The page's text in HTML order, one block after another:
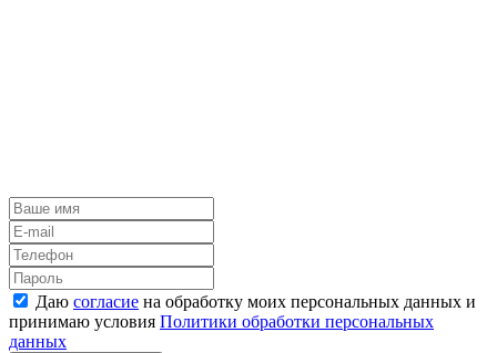
Даю согласие на обработку моих персональных данных и
принимаю условия Политики обработки персональных
данных